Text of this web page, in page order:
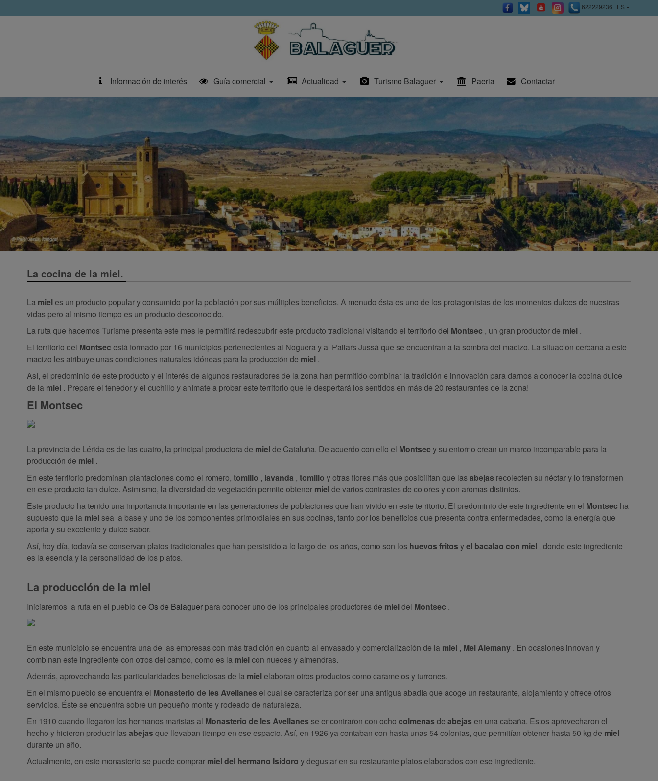
622229236 ES
Información de interés Guía comercial Actualidad Turismo Balaguer Paeria Contactar
La cocina de la miel.
La mieles un producto popular y consumido por la población por sus múltiples beneficios. A menudo ésta es uno de los protagonistas de los momentos dulces de nuestras
vidas pero al mismo tiempo es un producto desconocido.
La ruta que hacemos Turisme presenta este mes le permitirá redescubrir este producto tradicional visitando el territorio del Montsec , un gran productor de miel .
El territorio del Montsec está formado por 16 municipios pertenecientes al Noguera y al Pallars Jussà que se encuentran a la sombra del macizo. La situación cercana a este
macizo les atribuye unas condiciones naturales idóneas para la producción de miel .
Así, el predominio de este producto y el interés de algunos restauradores de la zona han permitido combinar la tradición e innovación para darnos a conocer la cocina dulce
de la miel . Prepare el tenedor y el cuchillo y anímate a probar este territorio que le despertará los sentidos en más de 20 restaurantes de la zona!
El Montsec
La provincia de Lérida es de las cuatro, la principal productora de mielde Cataluña. De acuerdo con ello el Montsec y su entorno crean un marco incomparable para la
producción de miel .
En este territorio predominan plantaciones como el romero,tomillo , lavanda ,tomillo y otras flores más que posibilitan que lasabejas recolecten su néctar y lo transformen
en este producto tan dulce. Asimismo, la diversidad de vegetación permite obtener mielde varios contrastes de colores y con aromas distintos.
Este producto ha tenido una importancia importante en las generaciones de poblaciones que han vivido en este territorio. El predominio de este ingrediente en el Montsec ha
supuesto que la mielsea la base y uno de los componentes primordiales en sus cocinas, tanto por los beneficios que presenta contra enfermedades, como la energía que
aporta y su excelente y dulce sabor.
Así, hoy día, todavía se conservan platos tradicionales que han persistido a lo largo de los años, como son los huevos fritos yel bacalao con miel , donde este ingrediente
es la esencia y la personalidad de los platos.
La producción de la miel
Iniciaremos la ruta en el pueblo deOs de Balaguer para conocer uno de los principales productores de mieldel Montsec .
En este municipio se encuentra una de las empresas con más tradición en cuanto al envasado y comercialización de la miel , Mel Alemany . En ocasiones innovan y
combinan este ingrediente con otros del campo, como es la mielcon nueces y almendras.
Además, aprovechando las particularidades beneficiosas de la mielelaboran otros productos como caramelos y turrones.
En el mismo pueblo se encuentra el Monasterio de les Avellanes el cual se caracteriza por ser una antigua abadía que acoge un restaurante, alojamiento y ofrece otros
servicios. Éste se encuentra sobre un pequeño monte y rodeado de naturaleza.
En 1910 cuando llegaron los hermanos maristas al Monasterio de les Avellanes se encontraron con ochocolmenas deabejas en una cabaña. Estos aprovecharon el
hecho y hicieron producir lasabejas que llevaban tiempo en ese espacio. Así, en 1926 ya contaban con hasta unas 54 colonias, que permitían obtener hasta 50 kg de miel
durante un año.
Actualmente, en este monasterio se puede comprar miel del hermano Isidoro y degustar en su restaurante platos elaborados con ese ingrediente.